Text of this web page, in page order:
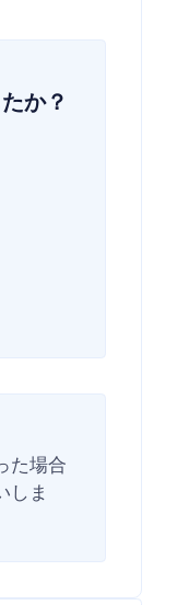
か？
た場合
しま